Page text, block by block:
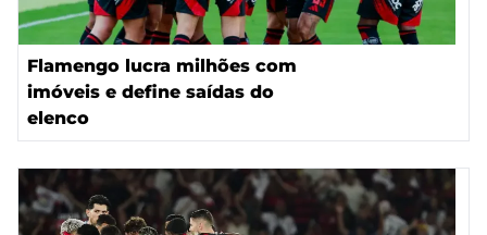
Flamengo lucra milhões com
imóveis e define saídas do
elenco